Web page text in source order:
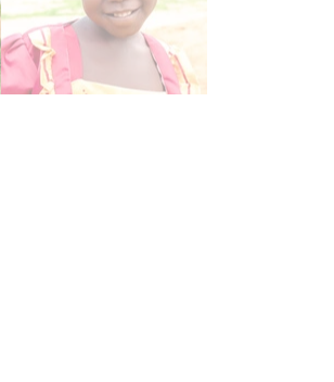
Programme helfen den Kindern,
und soziale Kompetenzen zu entwickeln